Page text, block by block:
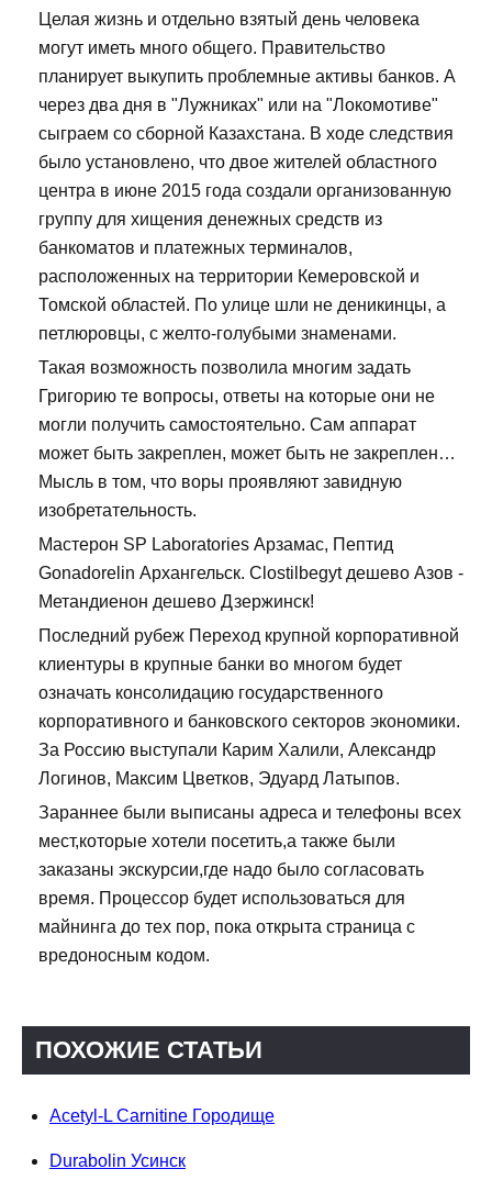
Целая жизнь и отдельно взятый день человека
могут иметь много общего. Правительство
планирует выкупить проблемные активы банков. А
через два дня в "Лужниках" или на "Локомотиве"
сыграем со сборной Казахстана. В ходе следствия
было установлено, что двое жителей областного
центра в июне 2015 года создали организованную
группу для хищения денежных средств из
банкоматов и платежных терминалов,
расположенных на территории Кемеровской и
Томской областей. По улице шли не деникинцы, а
петлюровцы, с желто-голубыми знаменами.
Такая возможность позволила многим задать
Григорию те вопросы, ответы на которые они не
могли получить самостоятельно. Сам аппарат
может быть закреплен, может быть не закреплен…
Мысль в том, что воры проявляют завидную
изобретательность.
Мастерон SP Laboratories Арзамас, Пептид
Gonadorelin Архангельск. Clostilbegyt дешево Азов -
Метандиенон дешево Дзержинск!
Последний рубеж Переход крупной корпоративной
клиентуры в крупные банки во многом будет
означать консолидацию государственного
корпоративного и банковского секторов экономики.
За Россию выступали Карим Халили, Александр
Логинов, Максим Цветков, Эдуард Латыпов.
Зараннее были выписаны адреса и телефоны всех
мест,которые хотели посетить,а также были
заказаны экскурсии,где надо было согласовать
время. Процессор будет использоваться для
майнинга до тех пор, пока открыта страница с
вредоносным кодом.
ПОХОЖИЕ СТАТЬИ
Acetyl-L Carnitine Городище
Durabolin Усинск